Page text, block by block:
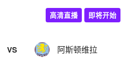
VS 阿斯顿维拉
高清直播 即将开始